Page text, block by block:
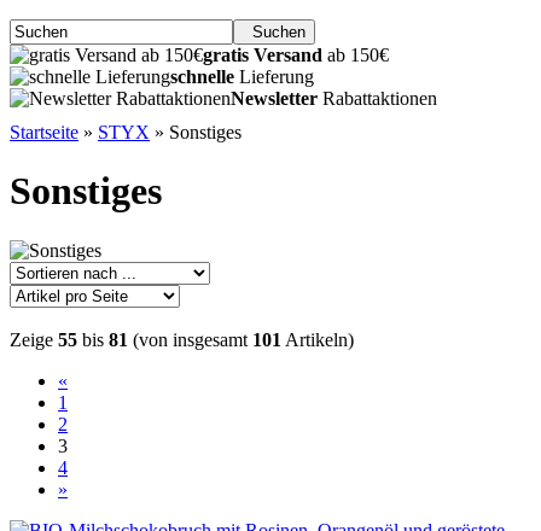
Suchen
gratis Versand ab 150€
schnelle Lieferung
Newsletter Rabattaktionen
Startseite » STYX » Sonstiges
Sonstiges
Zeige 55 bis 81 (von insgesamt 101 Artikeln)
«
1
2
3
4
»